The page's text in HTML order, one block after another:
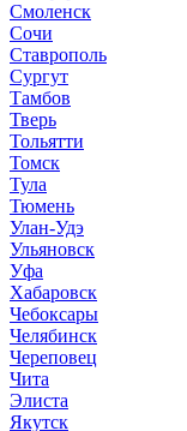
Смоленск
Сочи
Ставрополь
Сургут
Тамбов
Тверь
Тольятти
Томск
Тула
Тюмень
Улан-Удэ
Ульяновск
Уфа
Хабаровск
Чебоксары
Челябинск
Череповец
Чита
Элиста
Якутск